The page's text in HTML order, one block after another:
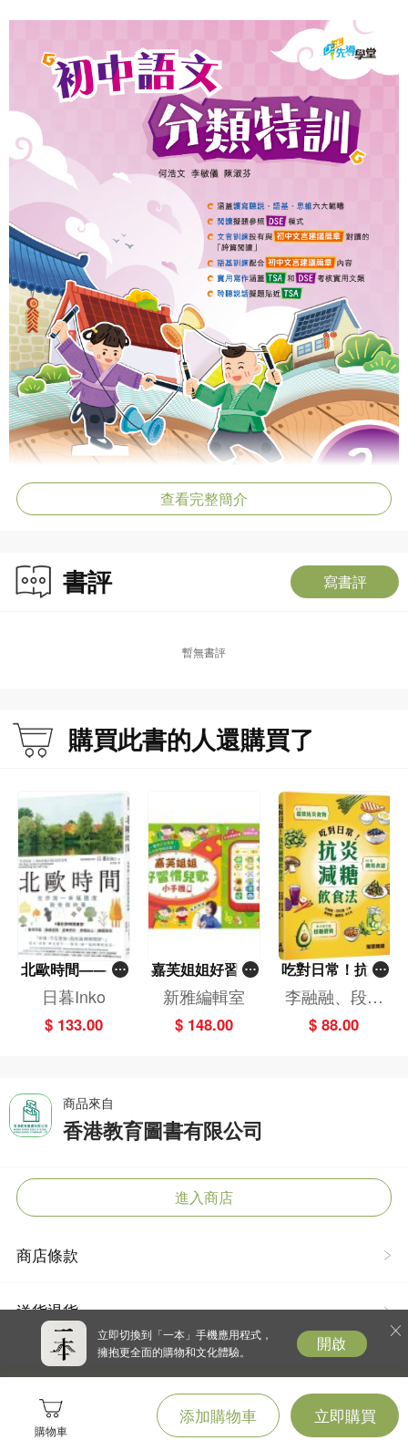
購物車
添加購物車 立即購買
查看完整簡介
書評 寫書評
暫無書評
購買此書的人還購買了
北歐時間——世
界第一幸福國度
教會我的事
日暮Inko
$ 133.00
嘉芙姐姐好習慣
兒歌小手機
新雅編輯室
$ 148.00
吃對日常！抗炎
減糖飲食法
李融融、段佳
麗,黃梨煜、顧
凱辰
$ 88.00
商品來自
香港教育圖書有限公司
進入商店
商店條款
送貨退貨
立即切換到「一本」手機應用程式，
擁抱更全面的購物和文化體驗。
開啟